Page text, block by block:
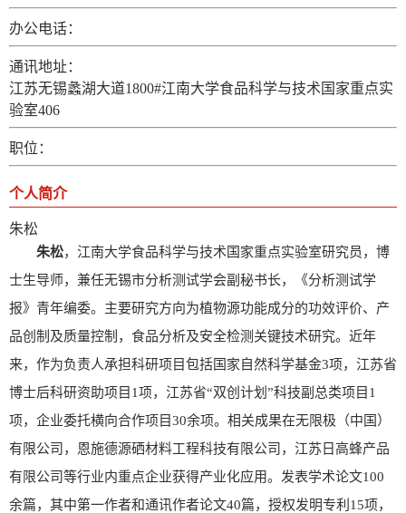
办公电话：
通讯地址：
江苏无锡蠡湖大道1800#江南大学食品科学与技术国家重点实
验室406
职位：
个人简介
朱松
朱松，江南大学食品科学与技术国家重点实验室研究员，博
士生导师，兼任无锡市分析测试学会副秘书长，《分析测试学
报》青年编委。主要研究方向为植物源功能成分的功效评价、产
品创制及质量控制，食品分析及安全检测关键技术研究。近年
来，作为负责人承担科研项目包括国家自然科学基金3项，江苏省
博士后科研资助项目1项，江苏省“双创计划”科技副总类项目1
项，企业委托横向合作项目30余项。相关成果在无限极（中国）
有限公司，恩施德源硒材料工程科技有限公司，江苏日高蜂产品
有限公司等行业内重点企业获得产业化应用。发表学术论文100
余篇，其中第一作者和通讯作者论文40篇，授权发明专利15项，